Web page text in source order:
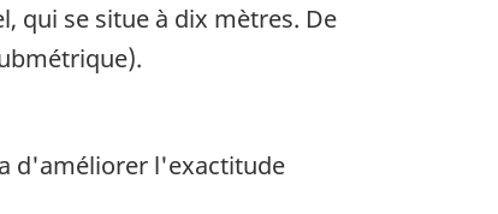
qui se situe à dix mètres. De
d'améliorer l'exactitude